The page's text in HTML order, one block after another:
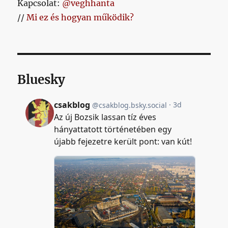
Kapcsolat: @veghhanta
//Mi ez és hogyan működik?
Bluesky